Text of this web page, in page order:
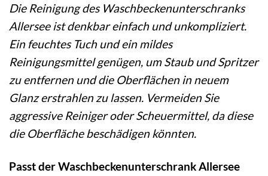
Die Reinigung des Waschbeckenunterschranks
Allersee ist denkbar einfach und unkompliziert.
Ein feuchtes Tuch und ein mildes
Reinigungsmittel genügen, um Staub und Spritzer
zu entfernen und die Oberflächen in neuem
Glanz erstrahlen zu lassen. Vermeiden Sie
aggressive Reiniger oder Scheuermittel, da diese
die Oberfläche beschädigen könnten.
Passt der Waschbeckenunterschrank Allersee